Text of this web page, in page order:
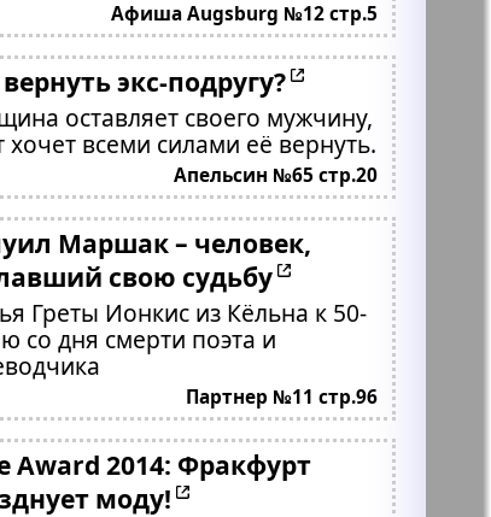
Афиша Augsburg №12 стр.5
экс-подругу?
оставляет своего мужчину,
хочет всеми силами её вернуть.
Апельсин №65 стр.20
Маршак – человек,
свою судьбу
Греты Ионкис из Кёльна к 50-
со дня смерти поэта и
Партнер №11 стр.96
Award 2014: Фракфурт
моду!